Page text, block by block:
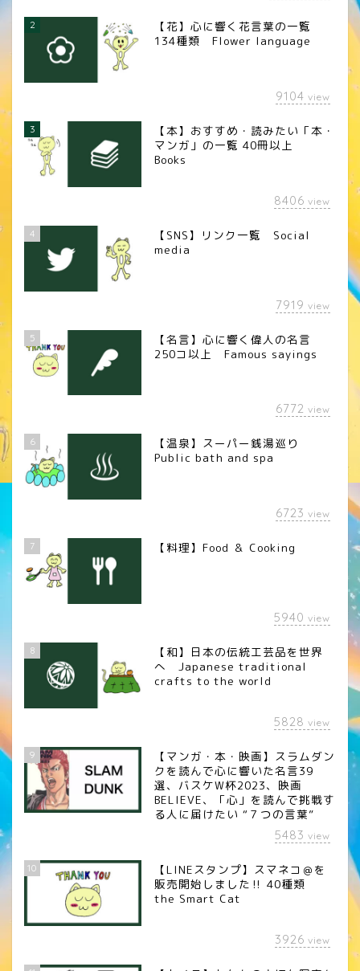
2
【花】心に響く花言葉の一覧
134種類 Flower language
9104 view
3
【本】おすすめ・読みたい「本・
マンガ」の一覧 40冊以上
Books
8406 view
4
【SNS】リンク一覧 Social
media
7919 view
5
【名言】心に響く偉人の名言
250コ以上 Famous sayings
6772 view
6
【温泉】スーパー銭湯巡り
Public bath and spa
6723 view
7 【料理】Food ＆ Cooking
5940 view
8
【和】日本の伝統工芸品を世界
へ Japanese traditional
crafts to the world
5828 view
9
【マンガ・本・映画】スラムダン
クを読んで心に響いた名言39
選、バスケW杯2023、映画
BELIEVE、「心」を読んで挑戦す
る人に届けたい “７つの言葉”
5483 view
10
【LINEスタンプ】スマネコ＠を
販売開始しました‼︎ 40種類
the Smart Cat
3926 view